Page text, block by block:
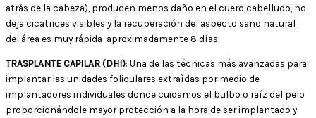
atrás de la cabeza), producen menos daño en el cuero cabelludo, no
deja cicatrices visibles y la recuperación del aspecto sano natural
del área es muy rápida aproximadamente 8 días.
TRASPLANTE CAPILAR (DHI): Una de las técnicas más avanzadas para
implantar las unidades foliculares extraìdas por medio de
implantadores individuales donde cuidamos el bulbo o raíz del pelo
proporcionándole mayor protección a la hora de ser implantado y